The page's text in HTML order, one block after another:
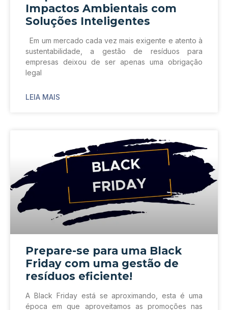
Impactos Ambientais com
Soluções Inteligentes
Em um mercado cada vez mais exigente e atento à
sustentabilidade, a gestão de resíduos para
empresas deixou de ser apenas uma obrigação
legal
LEIA MAIS
Prepare-se para uma Black
Friday com uma gestão de
resíduos eficiente!
A Black Friday está se aproximando, esta é uma
época em que aproveitamos as promoções nas